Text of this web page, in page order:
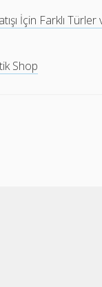
İçin Farklı
Shop